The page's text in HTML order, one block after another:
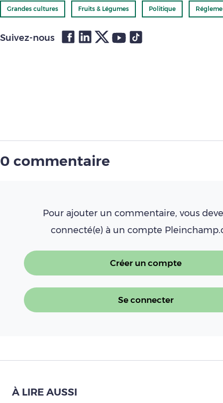
Grandes cultures Fruits & Légumes Politique
Suivez-nous
0 commentaire
Pour ajouter un commentaire, vous
connecté(e) à un compte
Créer un compte
Se connecter
À LIRE AUSSI